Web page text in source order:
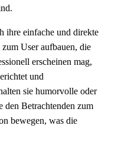
ihre einfache und direkte
User aufbauen, die
erscheinen mag,
und
sie humorvolle oder
den Betrachtenden zum
bewegen, was die